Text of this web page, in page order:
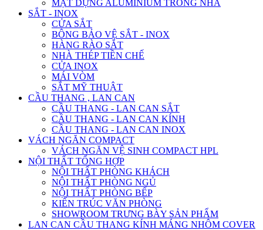
MẶT DỰNG ALUMINIUM TRONG NHÀ
SẮT - INOX
CỬA SẮT
BÔNG BẢO VỆ SẮT - INOX
HÀNG RÀO SẮT
NHÀ THÉP TIỀN CHẾ
CỬA INOX
MÁI VÒM
SẮT MỸ THUẬT
CẦU THANG , LAN CAN
CẦU THANG - LAN CAN SẮT
CẦU THANG - LAN CAN KÍNH
CẦU THANG - LAN CAN INOX
VÁCH NGĂN COMPACT
VÁCH NGĂN VỆ SINH COMPACT HPL
NỘI THẤT TỔNG HỢP
NỘI THẤT PHÒNG KHÁCH
NỘI THẤT PHÒNG NGỦ
NỘI THẤT PHÒNG BẾP
KIẾN TRÚC VĂN PHÒNG
SHOWROOM TRƯNG BÀY SẢN PHẨM
LAN CAN CẦU THANG KÍNH MÁNG NHÔM COVER